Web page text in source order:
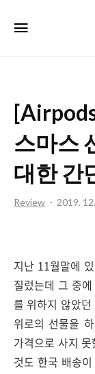
스마스
대한 간
Review 2019.
지난 11월말에
질렀는데 그 중
를 위하지 않았
위로의 선물을
가격으로 사지
것도 한국 배송